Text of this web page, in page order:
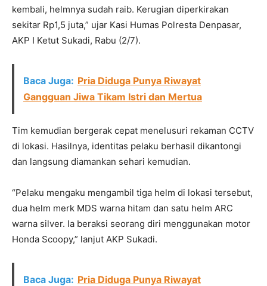
kembali, helmnya sudah raib. Kerugian diperkirakan
sekitar Rp1,5 juta,” ujar Kasi Humas Polresta Denpasar,
AKP I Ketut Sukadi, Rabu (2/7).
Baca Juga: Pria Diduga Punya Riwayat
Gangguan Jiwa Tikam Istri dan Mertua
Tim kemudian bergerak cepat menelusuri rekaman CCTV
di lokasi. Hasilnya, identitas pelaku berhasil dikantongi
dan langsung diamankan sehari kemudian.
“Pelaku mengaku mengambil tiga helm di lokasi tersebut,
dua helm merk MDS warna hitam dan satu helm ARC
warna silver. Ia beraksi seorang diri menggunakan motor
Honda Scoopy,” lanjut AKP Sukadi.
Baca Juga: Pria Diduga Punya Riwayat